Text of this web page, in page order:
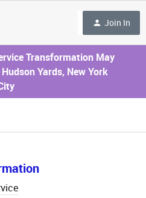
Join In
Transformation May
Yards, New York